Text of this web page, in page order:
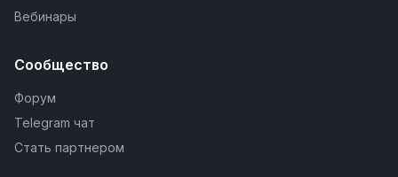
Вебинары
Сообщество
Форум
Telegram чат
Стать партнером